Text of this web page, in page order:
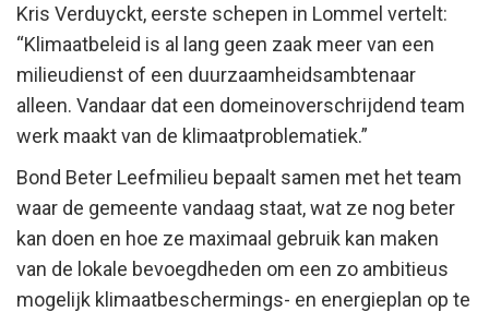
Kris Verduyckt, eerste schepen in Lommel vertelt:
“Klimaatbeleid is al lang geen zaak meer van een
milieudienst of een duurzaamheidsambtenaar
alleen. Vandaar dat een domeinoverschrijdend team
werk maakt van de klimaatproblematiek.”
Bond Beter Leefmilieu bepaalt samen met het team
waar de gemeente vandaag staat, wat ze nog beter
kan doen en hoe ze maximaal gebruik kan maken
van de lokale bevoegdheden om een zo ambitieus
mogelijk klimaatbeschermings- en energieplan op te